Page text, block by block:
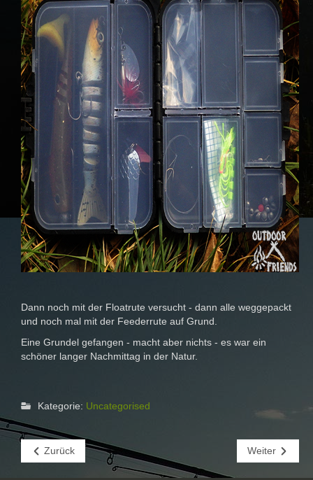
Dann noch mit der Floatrute versucht - dann alle weggepackt
und noch mal mit der Feederrute auf Grund.
Eine Grundel gefangen - macht aber nichts - es war ein
schöner langer Nachmittag in der Natur.
Kategorie: Uncategorised
Zurück Weiter